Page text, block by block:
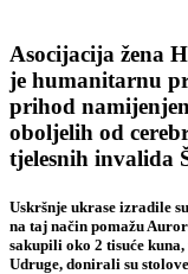
Asocijacija žena
je humanitarnu
prihod
oboljelih od
tjelesnih invalida
Uskršnje ukrase izradile
na taj način pomažu
sakupili oko 2 tisuće
Udruge, donirali su